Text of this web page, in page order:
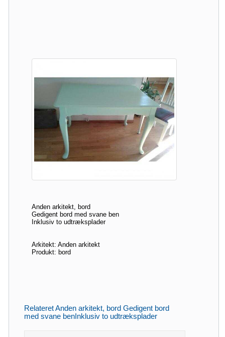
Anden arkitekt, bord
Gedigent bord med svane ben
Inklusiv to udtræksplader
Arkitekt: Anden arkitekt
Produkt: bord
Relateret Anden arkitekt, bord Gedigent bord
med svane benInklusiv to udtræksplader